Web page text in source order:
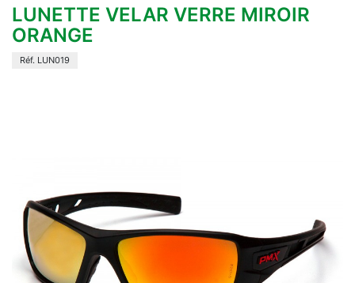
LUNETTE VELAR VERRE MIROIR
ORANGE
Réf. LUN019